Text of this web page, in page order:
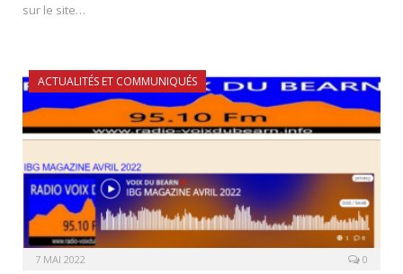
sur le site…
ACTUALITÉS ET COMMUNIQUÉS
7 MAI 2022 0